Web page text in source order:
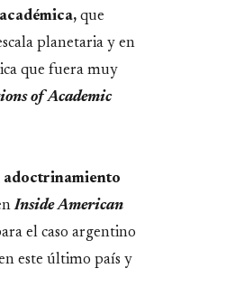
que
planetaria y en
que fuera muy
of Academic
adoctrinamiento
Inside American
el caso argentino
este último país y